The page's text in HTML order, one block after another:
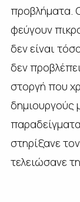
προβλήματα.
φεύγουν
δεν είναι
δεν
στοργή που
δημιουργούς
στηρίξανε
τελειώσανε